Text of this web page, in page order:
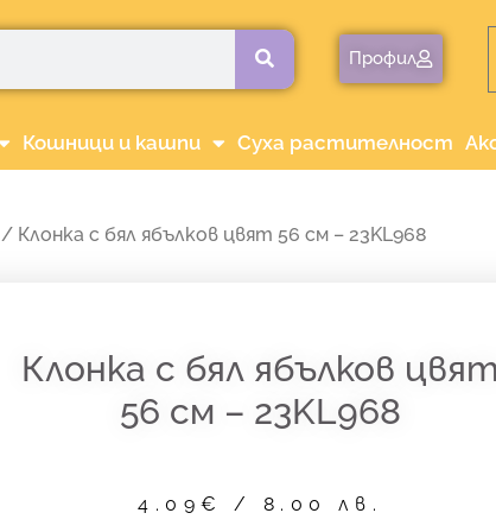
Профил
Кошници и кашпи Суха растителност
/ Клонка с бял ябълков цвят 56 см – 23KL968
Клонка с бял ябълков цвят
56 см – 23KL968
4.09€ / 8.00 лв.